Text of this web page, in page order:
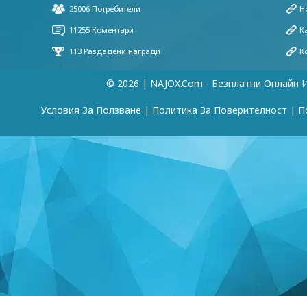
© 2026 | NAJOX.com - Безплатни Онлайн
Условия За Ползване | Политика За Поверителност |